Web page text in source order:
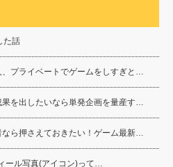
た話
プライベートでゲームをしすぎと…
果を出したいなら単発企画を量産す…
なら押さえておきたい！ゲーム最新…
ール写真(アイコン)って…